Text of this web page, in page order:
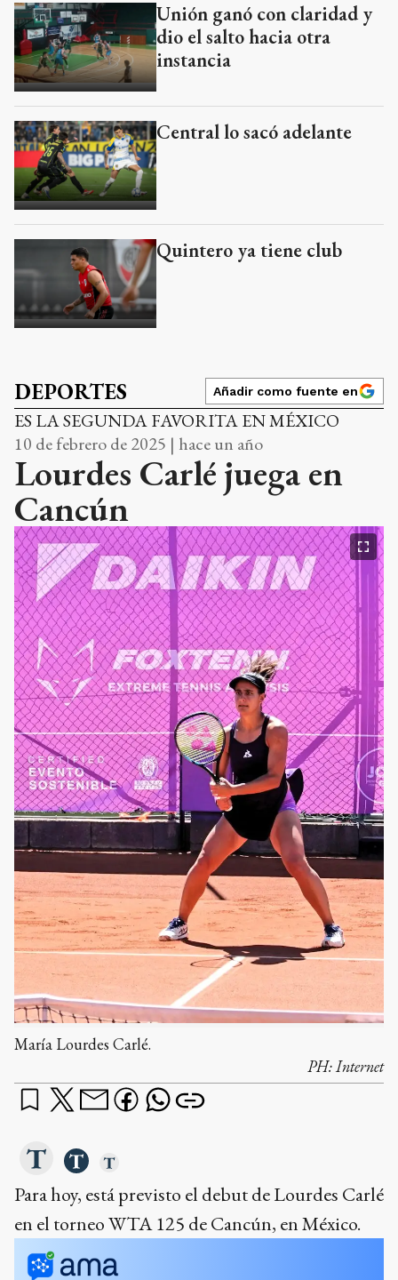
Unión ganó con claridad y
dio el salto hacia otra
instancia
Central lo sacó adelante
Quintero ya tiene club
DEPORTES Añadir como fuente en
ES LA SEGUNDA FAVORITA EN MÉXICO
10 de febrero de 2025 | hace un año
Lourdes Carlé juega en
Cancún
María Lourdes Carlé.
PH:Internet
Para hoy, está previsto el debut de Lourdes Carlé
en el torneo WTA 125 de Cancún, en México.